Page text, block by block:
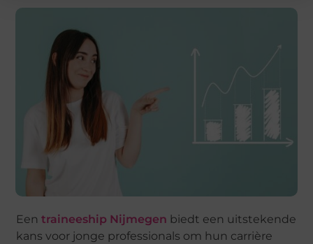
Eentraineeship Nijmegen biedt een uitstekende
kans voor jonge professionals om hun carrière